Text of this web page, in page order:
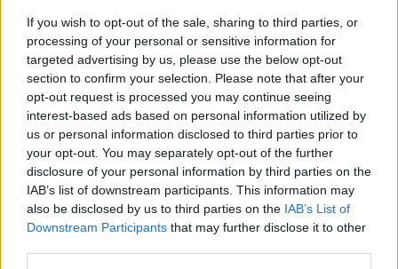
If you wish to opt-out of the sale, sharing to third parties, or
processing of your personal or sensitive information for
targeted advertising by us, please use the below opt-out
section to confirm your selection. Please note that after your
opt-out request is processed you may continue seeing
interest-based ads based on personal information utilized by
us or personal information disclosed to third parties prior to
your opt-out. You may separately opt-out of the further
disclosure of your personal information by third parties on the
IAB’s list of downstream participants. This information may
also be disclosed by us to third parties on the IAB’s List of
Downstream Participants that may further disclose it to other
Λίγη ώρα αργότερα ακολούθησε ακόμα μία δόνηση,
από την ίδια περιοχή 3,2 Ρίχτερ. Οι δύο σεισμοί 76
και 53 χιλιόμετρα νότια του Λασιθίου στην Κρήτη.
Έγιναν αισθητοί αλλά ευτυχώς δεν προκάλεσαν
ζημιές και τραυματισμούς.